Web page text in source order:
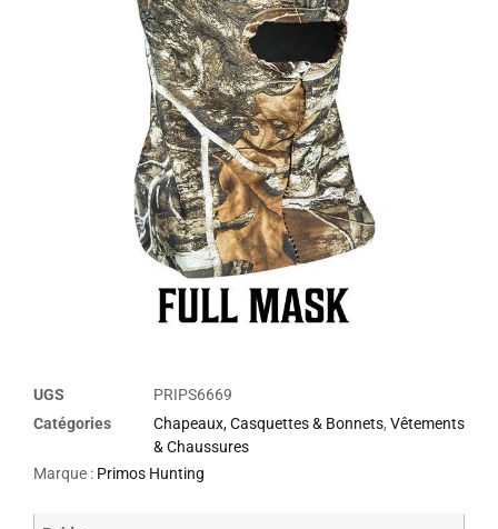
UGS
PRIPS6669
Catégories
Chapeaux, Casquettes & Bonnets, Vêtements
& Chaussures
Marque : Primos Hunting